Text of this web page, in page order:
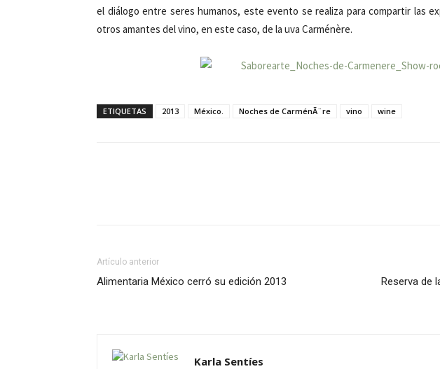
el diálogo entre seres humanos, este evento se realiza para compartir las
otros amantes del vino, en este caso, de la uva Carménère.
ETIQUETAS 2013 México. Noches de CarménÃ¨re vino wine
Artículo anterior
Alimentaria México cerró su edición 2013
Reserva de
Karla Sentíes